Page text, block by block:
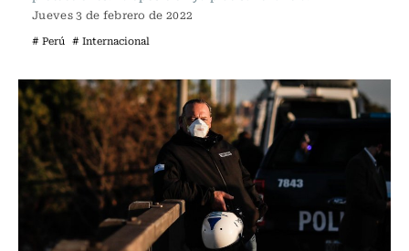
Jueves 3 de febrero de 2022
# Perú # Internacional